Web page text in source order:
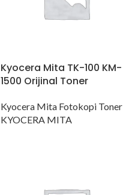
Kyocera Mita TK-100 KM-
1500 Orijinal Toner
Kyocera Mita Fotokopi Toner
KYOCERA MITA